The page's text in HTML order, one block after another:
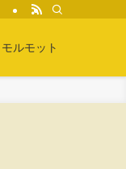
モルモット